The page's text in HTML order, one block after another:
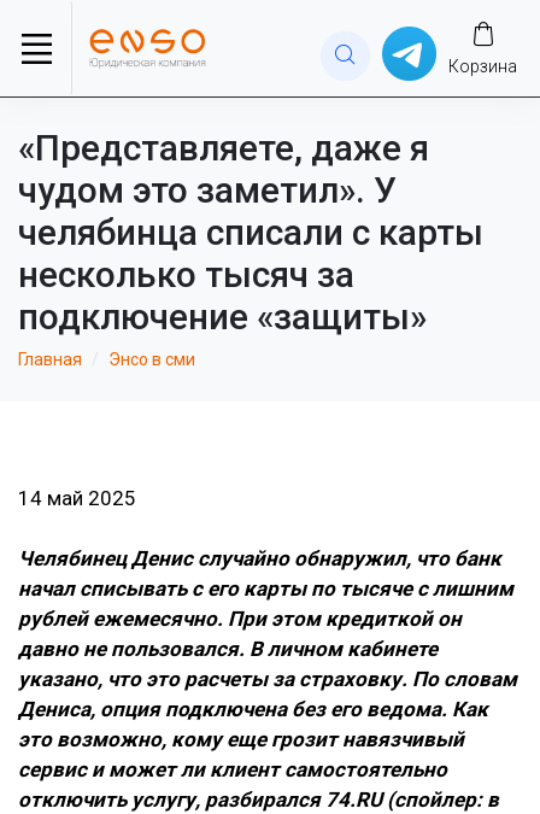
Корзина
«Представляете, даже я
чудом это заметил». У
челябинца списали с карты
несколько тысяч за
подключение «защиты»
Главная Энсо в сми
14 май 2025
Челябинец Денис случайно обнаружил, что банк
начал списывать с его карты по тысяче с лишним
рублей ежемесячно. При этом кредиткой он
давно не пользовался. В личном кабинете
указано, что это расчеты за страховку. По словам
Дениса, опция подключена без его ведома. Как
это возможно, кому еще грозит навязчивый
сервис и может ли клиент самостоятельно
отключить услугу, разбирался 74.RU (спойлер: в